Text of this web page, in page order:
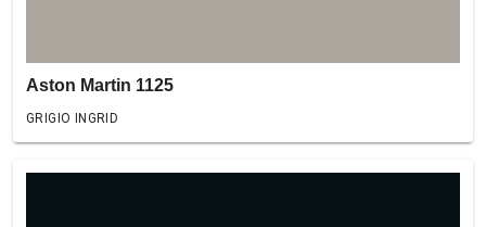
Aston Martin 1125
GRIGIO INGRID